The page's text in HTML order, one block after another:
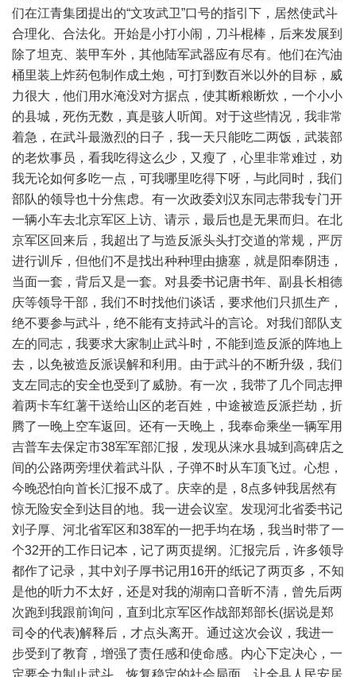
们在江青集团提出的“文攻武卫”口号的指引下，居然使武斗
合理化、合法化。开始是小打小闹，刀斗棍棒，后来发展到
除了坦克、装甲车外，其他陆军武器应有尽有。他们在汽油
桶里装上炸药包制作成土炮，可打到数百米以外的目标，威
力很大，他们用水淹没对方据点，使其断粮断炊，一个小小
的县城，死伤无数，真是骇人听闻。对于这些情况，我非常
着急，在武斗最激烈的日子，我一天只能吃二两饭，武装部
的老炊事员，看我吃得这么少，又瘦了，心里非常难过，劝
我无论如何多吃一点，可我哪里吃得下呀，与此同时，我们
部队的领导也十分焦虑。有一次政委刘汉东同志带我专门开
一辆小车去北京军区上访、请示，最后也是无果而归。在北
京军区回来后，我超出了与造反派头头打交道的常规，严厉
进行训斥，但他们不是找出种种理由搪塞，就是阳奉阴违，
当面一套，背后又是一套。对县委书记唐书年、副县长相德
庆等领导干部，我们不时找他们谈话，要求他们只抓生产，
绝不要参与武斗，绝不能有支持武斗的言论。对我们部队支
左的同志，我要求大家制止武斗时，不能到造反派的阵地上
去，以免被造反派误解和利用。由于武斗的不断升级，我们
支左同志的安全也受到了威胁。有一次，我带了几个同志押
着两卡车红薯干送给山区的老百姓，中途被造反派拦劫，折
腾了一晚上空车返回。还有一天晚上，我奉命乘坐一辆军用
吉普车去保定市38军军部汇报，发现从涞水县城到高碑店之
间的公路两旁埋伏着武斗队，子弹不时从车顶飞过。心想，
今晚恐怕向首长汇报不成了。庆幸的是，8点多钟我居然有
惊无险安全到达目的地。我一进会议室。发现河北省委书记
刘子厚、河北省军区和38军的一把手均在场，我当时带了一
个32开的工作日记本，记了两页提纲。汇报完后，许多领导
都作了记录，其中刘子厚书记用16开的纸记了两页多，不知
是他的听力不太好，还是对我的湖南口音昕不清，曾先后两
次跑到我跟前询问，直到北京军区作战部郑部长(据说是郑
司令的代表)解释后，才点头离开。通过这次会议，我进一
步受到了教育，增强了责任感和使命感。内心下定决心，一
定要全力制止武斗，恢复稳定的社会局面，让全县人民安居